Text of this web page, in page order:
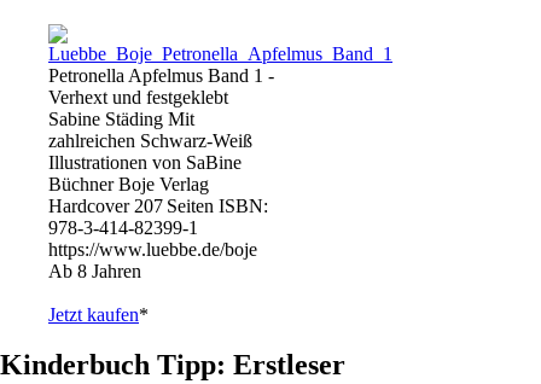
Petronella Apfelmus Band 1 -
Verhext und festgeklebt
Sabine Städing Mit
zahlreichen Schwarz-Weiß
Illustrationen von SaBine
Büchner Boje Verlag
Hardcover 207 Seiten ISBN:
978-3-414-82399-1
https://www.luebbe.de/boje
Ab 8 Jahren
Jetzt kaufen*
Kinderbuch Tipp: Erstleser